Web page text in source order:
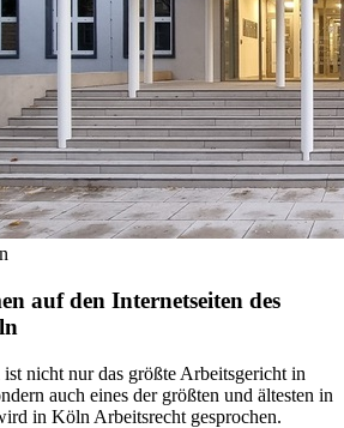
auf den Internetseiten des
nicht nur das größte Arbeitsgericht in
auch eines der größten und ältesten in
in Köln Arbeitsrecht gesprochen.